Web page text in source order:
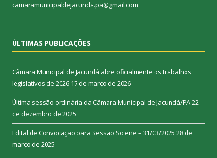
camaramunicipaldejacunda.pa@gmail.com
ÚLTIMAS PUBLICAÇÕES
Câmara Municipal de Jacundá abre oficialmente os trabalhos
legislativos de 2026 17 de março de 2026
Última sessão ordinária da Câmara Municipal de Jacundá/PA22
de dezembro de 2025
Edital de Convocação para Sessão Solene – 31/03/2025 28 de
março de 2025